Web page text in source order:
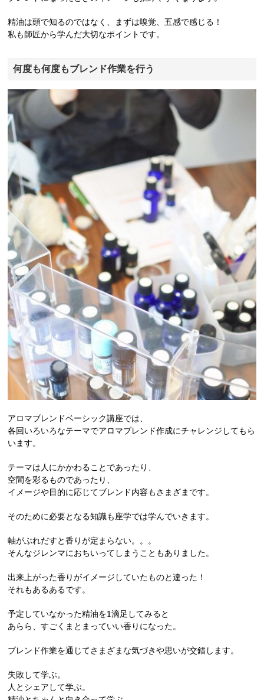
精油は頭で知るのではなく、まずは嗅覚、五感で感じる！
私も師匠から学んだ大切なポイントです。
何度も何度もブレンド作業を行う
アロマブレンドベーシック講座では、
各回いろいろなテーマでアロマブレンド作成にチャレンジしてもら
います。
テーマは人にかかわることであったり、
空間を彩るものであったり、
イメージや目的に応じてブレンド内容もさまざまです。
そのために必要となる知識も座学では学んでいきます。
軸がぶれだすと香りが定まらない。。。
そんなジレンマにおちいってしまうこともありました。
出来上がった香りがイメージしていたものと違った！
それもあるあるです。
予定していなかった精油を1滴足してみると
あらら、すごくまとまっていい香りになった。
ブレンド作業を通じてさまざまな気づきや思いが交錯します。
失敗して学ぶ。
人とシェアして学ぶ。